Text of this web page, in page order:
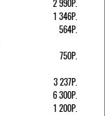
2 990Р.
1 346Р.
564Р.
750Р.
3 237Р.
6 300Р.
1 200Р.